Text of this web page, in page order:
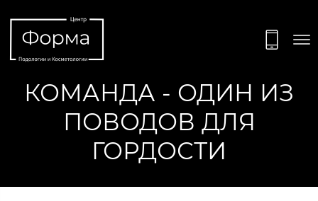
КОМАНДА - ОДИН ИЗ
ПОВОДОВ ДЛЯ
ГОРДОСТИ